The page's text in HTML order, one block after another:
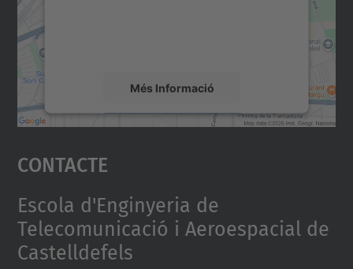
Més Informació
Accepta
powered by
Contacte
Escola d'Enginyeria de
Telecomunicació i Aeroespacial de
Castelldefels